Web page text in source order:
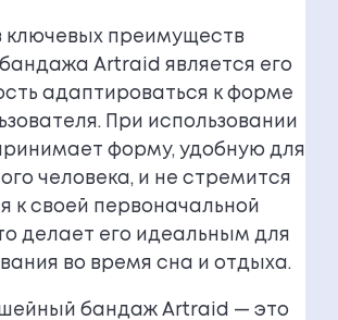
ключевых преимуществ
Artraid является его
адаптироваться к форме
При использовании
форму, удобную для
человека, и не стремится
к своей первоначальной
делает его идеальным для
во время сна и отдыха.
бандаж Artraid — это